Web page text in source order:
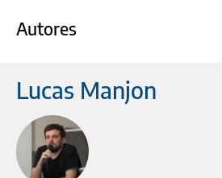
Autores
Lucas Manjon